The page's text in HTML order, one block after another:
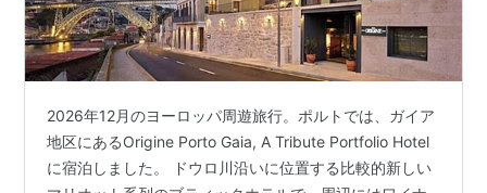
2026年12月のヨーロッパ周遊旅行。ポルトでは、ガイア
地区にあるOrigine Porto Gaia, A Tribute Portfolio Hotel
に宿泊しました。 ドウロ川沿いに位置する比較的新しい